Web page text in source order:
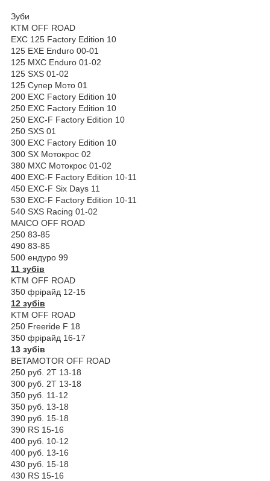
Зуби
KTM OFF ROAD
EXC 125 Factory Edition 10
125 EXE Enduro 00-01
125 MXC Enduro 01-02
125 SXS 01-02
125 Супер Мото 01
200 EXC Factory Edition 10
250 EXC Factory Edition 10
250 EXC-F Factory Edition 10
250 SXS 01
300 EXC Factory Edition 10
300 SX Мотокрос 02
380 MXC Мотокрос 01-02
400 EXC-F Factory Edition 10-11
450 EXC-F Six Days 11
530 EXC-F Factory Edition 10-11
540 SXS Racing 01-02
MAICO OFF ROAD
250 83-85
490 83-85
500 ендуро 99
11 зубів
KTM OFF ROAD
350 фрірайд 12-15
12 зубів
KTM OFF ROAD
250 Freeride F 18
350 фрірайд 16-17
13 зубів
BETAMOTOR OFF ROAD
250 руб. 2Т 13-18
300 руб. 2Т 13-18
350 руб. 11-12
350 руб. 13-18
390 руб. 15-18
390 RS 15-16
400 руб. 10-12
400 руб. 13-16
430 руб. 15-18
430 RS 15-16